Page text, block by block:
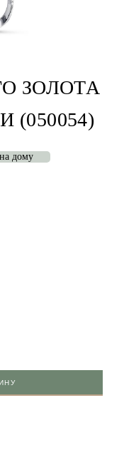
ЗОЛОТА
дому